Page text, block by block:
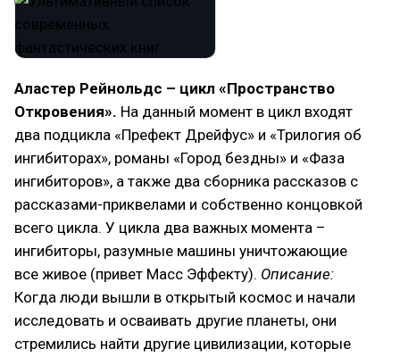
Аластер Рейнольдс – цикл «Пространство
Откровения». На данный момент в цикл входят
два подцикла «Префект Дрейфус» и «Трилогия об
ингибиторах», романы «Город бездны» и «Фаза
ингибиторов», а также два сборника рассказов с
рассказами-приквелами и собственно концовкой
всего цикла. У цикла два важных момента –
ингибиторы, разумные машины уничтожающие
все живое (привет Масс Эффекту). Описание:
Когда люди вышли в открытый космос и начали
исследовать и осваивать другие планеты, они
стремились найти другие цивилизации, которые